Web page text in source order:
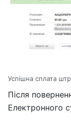
Успішна сплата
Після
Електронного